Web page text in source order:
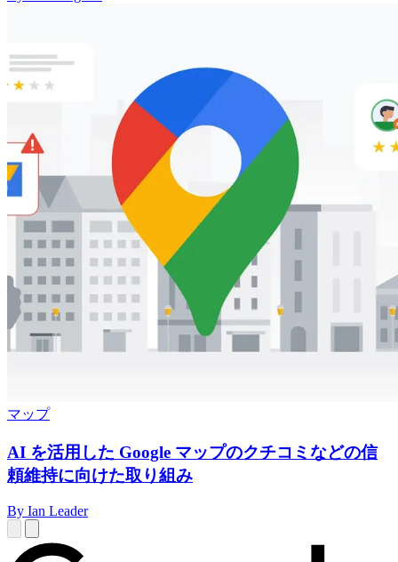
マップ
AI を活用した Google マップのクチコミなどの信
頼維持に向けた取り組み
By Ian Leader